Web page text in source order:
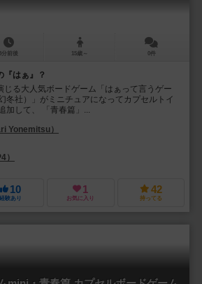
分前後 15歳～ 0件
『はぁ』？
じる大人気ボードゲーム「はぁって言うゲー
冬社）」がミニチュアになってカプセルトイ
加して、 「青春篇」...
Yonemitsu）
）
10
経験あり
1
お気に入り
42
持ってる